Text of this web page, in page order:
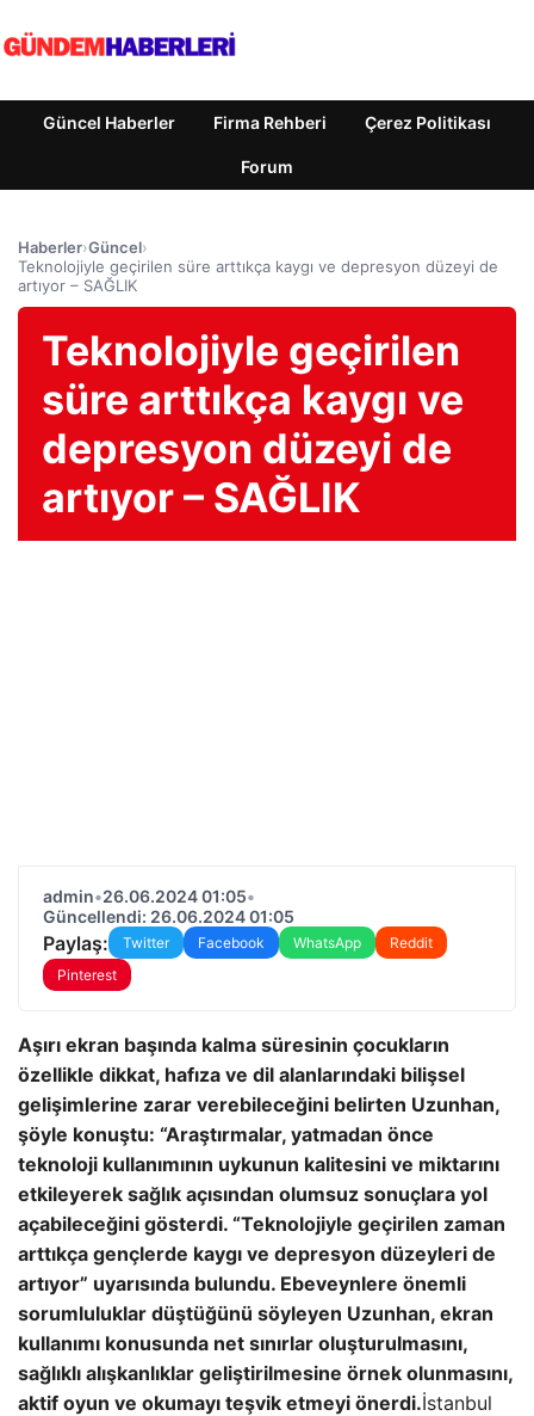
Güncel Haberler Firma Rehberi Çerez Politikası
Forum
Haberler›Güncel›
Teknolojiyle geçirilen süre arttıkça kaygı ve depresyon düzeyi de
artıyor – SAĞLIK
Teknolojiyle geçirilen
süre arttıkça kaygı ve
depresyon düzeyi de
artıyor – SAĞLIK
admin•26.06.2024 01:05•
Güncellendi: 26.06.2024 01:05
Paylaş: Twitter Facebook WhatsApp
Reddit
Pinterest
Aşırı ekran başında kalma süresinin çocukların
özellikle dikkat, hafıza ve dil alanlarındaki bilişsel
gelişimlerine zarar verebileceğini belirten Uzunhan,
şöyle konuştu: “Araştırmalar, yatmadan önce
teknoloji kullanımının uykunun kalitesini ve miktarını
etkileyerek sağlık açısından olumsuz sonuçlara yol
açabileceğini gösterdi. “Teknolojiyle geçirilen zaman
arttıkça gençlerde kaygı ve depresyon düzeyleri de
artıyor” uyarısında bulundu. Ebeveynlere önemli
sorumluluklar düştüğünü söyleyen Uzunhan, ekran
kullanımı konusunda net sınırlar oluşturulmasını,
sağlıklı alışkanlıklar geliştirilmesine örnek olunmasını,
aktif oyun ve okumayı teşvik etmeyi önerdi.İstanbul